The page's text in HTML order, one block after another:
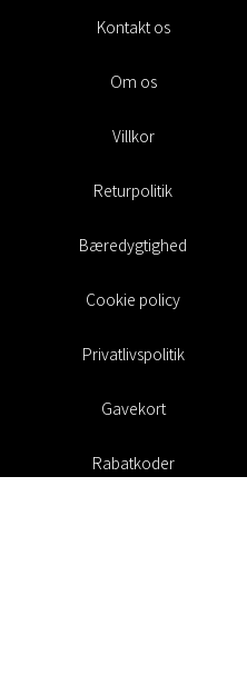
Kontakt os
Om os
Villkor
Returpolitik
Bæredygtighed
Cookie policy
Privatlivspolitik
Gavekort
Rabatkoder